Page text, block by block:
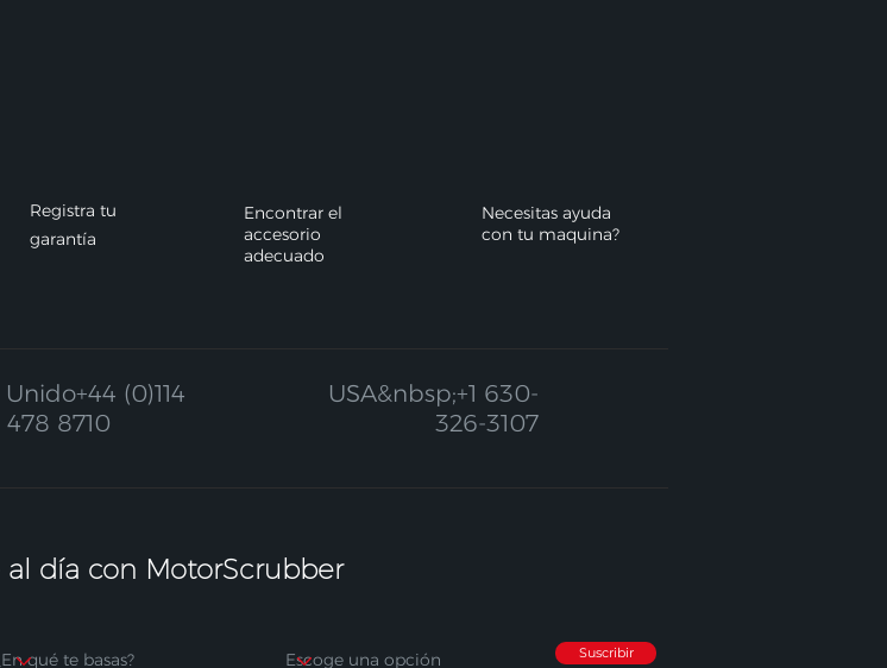
Registra tu
garantía
Encontrar el
accesorio
adecuado
Necesitas ayuda
con tu maquina?
Unido+44 (0)114
478 8710
USA&nbsp;+1 630-
326-3107
al día con MotorScrubber
Suscribir